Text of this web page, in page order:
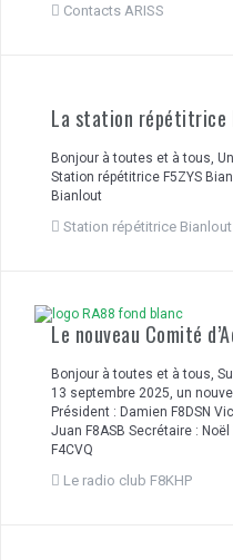
Contacts ARISS
La station répétitrice
Bonjour à toutes et à tous,
Station répétitrice F5ZYS
Bianlout
Station répétitrice Bianlout
Le nouveau Comité
Bonjour à toutes et à tous,
13 septembre 2025, un
Président : Damien F8DSN
Juan F8ASB Secrétaire :
F4CVQ
Le radio club F8KHP